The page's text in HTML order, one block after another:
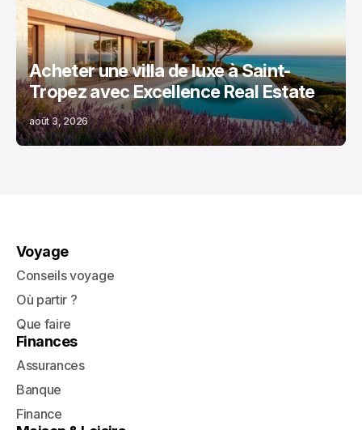
Acheter une villa de luxe à Saint-
Tropez avec Excellence Real Estate
août 3, 2026
Voyage
Conseils voyage
Où partir ?
Que faire
Finances
Assurances
Banque
Finance